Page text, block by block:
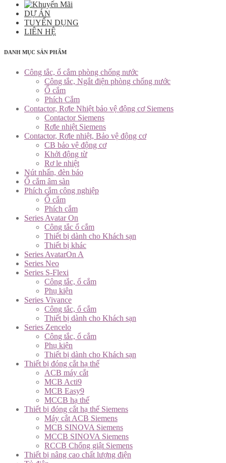
DỰ ÁN
TUYỂN DỤNG
LIÊN HỆ
DANH MỤC SẢN PHẨM
Công tắc, ổ cắm phòng chống nước
Công tắc, Ngắt điện phòng chống nước
Ổ cắm
Phích Cắm
Contactor, Rơle Nhiệt bảo vệ động cơ Siemens
Contactor Siemens
Rơle nhiệt Siemens
Contactor, Rơle nhiệt, Bảo vệ động cơ
CB bảo vệ động cơ
Khởi động từ
Rơ le nhiệt
Nút nhấn, đèn báo
Ổ cắm âm sàn
Phích cắm công nghiệp
Ổ cắm
Phích cắm
Series Avatar On
Công tắc ổ cắm
Thiết bị dành cho Khách sạn
Thiết bị khác
Series AvatarOn A
Series Neo
Series S-Flexi
Công tắc, ổ cắm
Phụ kiện
Series Vivance
Công tắc, ổ cắm
Thiết bị dành cho Khách sạn
Series Zencelo
Công tắc, ổ cắm
Phụ kiện
Thiết bị dành cho Khách sạn
Thiết bị đóng cắt hạ thế
ACB máy cắt
MCB Acti9
MCB Easy9
MCCB hạ thế
Thiết bị đóng cắt hạ thế Siemens
Máy cắt ACB Siemens
MCB SINOVA Siemens
MCCB SINOVA Siemens
RCCB Chống giật Siemens
Thiết bị nâng cao chất lượng điện